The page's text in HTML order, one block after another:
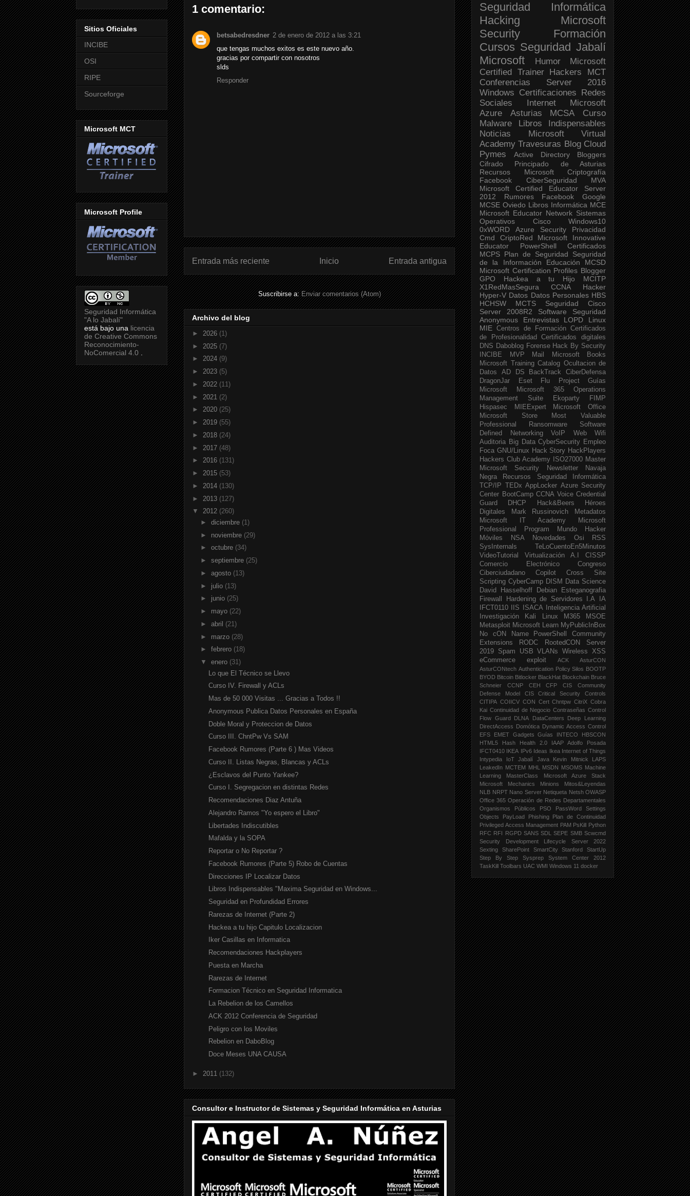
1 comentario:
betsabedresdner 2 de enero de 2012 a las 3:21
que tengas muchos exitos es este nuevo año.
gracias por compartir con nosotros
slds
Responder
Entrada más reciente Entrada antigua
Inicio
Suscribirse a:Enviar comentarios (Atom)
Archivo del blog
► 2026 (1)
► 2025 (7)
► 2024 (9)
► 2023 (5)
► 2022 (11)
► 2021 (2)
► 2020 (25)
► 2019 (55)
► 2018 (24)
► 2017 (48)
► 2016 (131)
► 2015 (53)
► 2014 (130)
► 2013 (127)
▼ 2012 (260)
► diciembre (1)
► noviembre (29)
► octubre (34)
► septiembre (25)
► agosto (13)
► julio (13)
► junio (25)
► mayo (22)
► abril (21)
► marzo (28)
► febrero (18)
▼ enero (31)
Lo que El Técnico se Llevo
Curso IV. Firewall y ACLs
Mas de 50 000 Visitas ... Gracias a Todos !!
Anonymous Publica Datos Personales en España
Doble Moral y Proteccion de Datos
Curso III. ChntPw Vs SAM
Facebook Rumores (Parte 6 ) Mas Videos
Curso II. Listas Negras, Blancas y ACLs
¿Esclavos del Punto Yankee?
Curso I. Segregacion en distintas Redes
Recomendaciones Diaz Antuña
Alejandro Ramos "Yo espero el Libro"
Libertades Indiscutibles
Mafalda y la SOPA
Reportar o No Reportar ?
Facebook Rumores (Parte 5) Robo de Cuentas
Direcciones IP Localizar Datos
Libros Indispensables "Maxima Seguridad en Windows...
Seguridad en Profundidad Errores
Rarezas de Internet (Parte 2)
Hackea a tu hijo Capitulo Localizacion
Iker Casillas en Informatica
Recomendaciones Hackplayers
Puesta en Marcha
Rarezas de Internet
Formacion Técnico en Seguridad Informatica
La Rebelion de los Camellos
ACK 2012 Conferencia de Seguridad
Peligro con los Moviles
Rebelion en DaboBlog
Doce Meses UNA CAUSA
► 2011 (132)
Consultor e Instructor de Sistemas y Seguridad Informática en Asturias
Sitios Oficiales
INCIBE
OSI
RIPE
Sourceforge
Microsoft MCT
Microsoft Profile
Seguridad Informática
"A lo Jabalí"
está bajo una licencia
de Creative Commons
Reconocimiento-
NoComercial 4.0
Seguridad Informática
Hacking
Microsoft
Security
Formación
Cursos Seguridad Jabalí
Microsoft
Humor
Microsoft
Certified Trainer Hackers
MCT
Conferencias
Server 2016
Windows Certificaciones Redes
Sociales
Internet
Microsoft
Azure
Asturias MCSA
Curso
Malware
Libros Indispensables
Noticias
Microsoft Virtual
Academy Travesuras Blog Cloud
Pymes
Active Directory
Bloggers
Cifrado
Principado de Asturias
Recursos Microsoft
Criptografía
Facebook
CiberSeguridad
MVA
Microsoft Certified Educator
Server
2012
Rumores Facebook
Google
MCSE Oviedo Libros Informática MCE
Microsoft Educator Network Sistemas
Operativos
Cisco
Windows10
0xWORD
Azure Security
Privacidad
Cmd
CriptoRed
Microsoft Innovative
Educator
PowerShell
Certificados
MCPS Plan de Seguridad
Seguridad
de la Información
Educación
MCSD
Microsoft Certification Profiles Blogger
GPO
Hackea a tu Hijo
MCITP
X1RedMasSegura
CCNA
Hacker
Hyper-V Datos Datos Personales HBS
HCHSW
MCTS
Seguridad Cisco
Server 2008R2
Software Seguridad
Anonymous
Entrevistas LOPD
Linux
MIE Centros de Formación Certificados
de Profesionalidad
Certificados digitales
DNS Daboblog Forense Hack By Security
INCIBE
MVP Mail
Microsoft Books
Microsoft Training Catalog Ocultacion de
Datos
AD DS BackTrack
CiberDefensa
DragonJar
Eset Flu Project
Guías
Microsoft
Microsoft 365
Operations
Management Suite
Ekoparty
FIMP
Hispasec
MIEExpert
Microsoft Office
Microsoft Store
Most Valuable
Professional
Ransomware
Software
Defined Networking
VoIP Web
Wifi
Auditoria Big Data CyberSecurity Empleo
Foca GNU/Linux Hack Story HackPlayers
Hackers Club Academy
ISO27000 Master
Microsoft Security Newsletter
Navaja
Negra
Recursos Seguridad Informática
TCP/IP
TEDx AppLocker Azure Security
Center BootCamp CCNA Voice Credential
Guard
DHCP Hack&Beers
Héroes
Digitales
Mark Russinovich
Metadatos
Microsoft IT Academy
Microsoft
Professional Program
Mundo Hacker
Móviles
NSA Novedades Osi
RSS
SysInternals
TeLoCuentoEn5Minutos
VideoTutorial
Virtualización A.I
CISSP
Comercio Electrónico
Congreso
Ciberciudadano
Copilot
Cross Site
Scripting CyberCamp DISM
Data Science
David Hasselhoff
Debian
Esteganografia
Firewall
Hardening de Servidores I.A
IA
IFCT0110
IIS ISACA
Inteligencia Artificial
Investigación
Kali Linux M365
MSOE
Metasploit Microsoft Learn MyPublicInBox
No cON Name
PowerShell Community
Extensions
RODC RootedCON
Server
2019
Spam USB VLANs Wireless
XSS
eCommerce
exploit ACK
AsturCON
AsturCONtech Authentication Policy Silos BOOTP
BYOD Bitcoin Bitlocker BlackHat Blockchain Bruce
Schneier
CCNP CEH CFP
CIS Community
Defense Model
CIS Critical Security Controls
CITIPA COIICV CON Cert Chntpw CitriX Cobra
Kai Continuidad de Negocio Contraseñas Control
Flow Guard
DLNA DataCenters
Deep Learning
DirectAccess Domótica Dynamic Access Control
EFS
EMET Gadgets Guías INTECO
HBSCON
HTML5
Hash Health 2.0
IAAP Adolfo Posada
IFCT0410 IKEA IPv6 Ideas Ikea Internet of Things
Intypedia
IoT Jabalí Java Kevin Mitnick
LAPS
LeakedIn MCTEM MHL MSDN MSOMS Machine
Learning
MasterClass
Microsoft Azure Stack
Microsoft Mechanics
Minions
Mitos&Leyendas
NLB NRPT Nano Server Netiqueta Netsh OWASP
Office 365 Operación de Redes Departamentales
Organismos Públicos
PSO
PassWord Settings
Objects
PayLoad Phishing
Plan de Continuidad
Privileged Access Management PAM PsKill Python
RFC RFI RGPD SANS SDL SEPE SMB Scwcmd
Security Development Lifecycle
Server 2022
Sexting
SharePoint SmartCity Stanford
StartUp
Step By Step
Sysprep
System Center 2012
TaskKill Toolbars UAC WMI Windows 11 docker